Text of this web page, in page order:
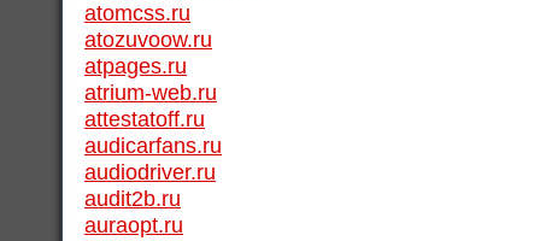
atomcss.ru
atozuvoow.ru
atpages.ru
atrium-web.ru
attestatoff.ru
audicarfans.ru
audiodriver.ru
audit2b.ru
auraopt.ru